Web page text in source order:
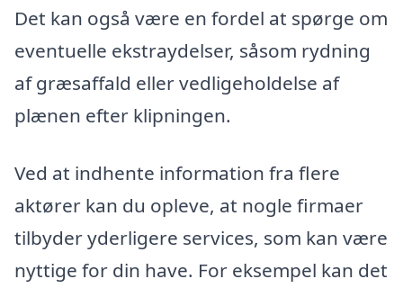
Det kan også være en fordel at spørge om
eventuelle ekstraydelser, såsom rydning
af græsaffald eller vedligeholdelse af
plænen efter klipningen.
Ved at indhente information fra flere
aktører kan du opleve, at nogle firmaer
tilbyder yderligere services, som kan være
nyttige for din have. For eksempel kan det